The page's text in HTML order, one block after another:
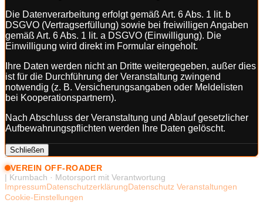
Die Datenverarbeitung erfolgt gemäß Art. 6 Abs. 1 lit. b
DSGVO (Vertragserfüllung) sowie bei freiwilligen Angaben
gemäß Art. 6 Abs. 1 lit. a DSGVO (Einwilligung). Die
Einwilligung wird direkt im Formular eingeholt.
Ihre Daten werden nicht an Dritte weitergegeben, außer dies
ist für die Durchführung der Veranstaltung zwingend
notwendig (z. B. Versicherungsangaben oder Meldelisten
bei Kooperationspartnern).
Nach Abschluss der Veranstaltung und Ablauf gesetzlicher
Aufbewahrungspflichten werden Ihre Daten gelöscht.
Schließen
VEREIN OFF-ROADER
| Krumbach · Motorsport mit Verantwortung
ImpressumDatenschutzerklärungDatenschutz Veranstaltungen
Cookie-Einstellungen